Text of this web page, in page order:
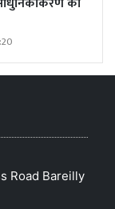
Road Bareilly